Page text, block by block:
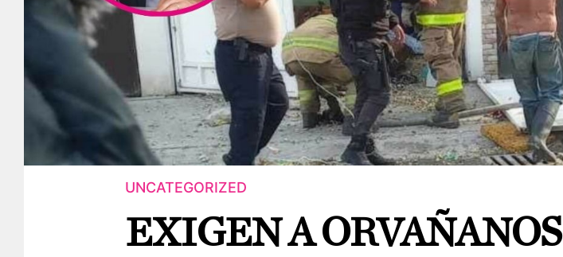
UNCATEGORIZED
EXIGEN A ORVAÑANOS